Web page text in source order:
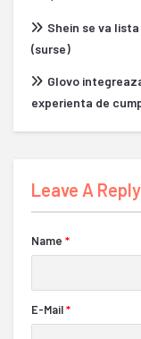
Shein se va
(surse)
Glovo
experienta de
Leave A Reply
Name *
E-Mail*